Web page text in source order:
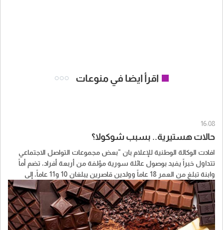
اقرأ ايضا في منوعات
16:08
حالات هستيرية.. بسبب شوكولا؟
افادت الوكالة الوطنية للإعلام بان "بعض مجموعات التواصل الاجتماعي
تتداول خبراً يفيد بوصول عائلة سورية مؤلفة من أربعة أفراد، تضم أماً
وابنة تبلغ من العمر 18 عاماً وولدين قاصرين يبلغان 10 و11 عاماً، إلى
مستشفى البترون بحالة هستيرية بعد تناول حبوب شوكولا معينة".